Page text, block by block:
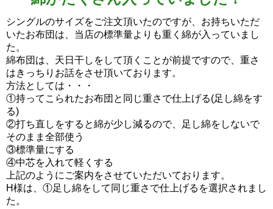
シングルのサイズをご注文頂いたのですが、お持ちいただ
いたお布団は、当店の標準量よりも重く綿が入っていまし
た。
綿布団は、天日干しをして頂くことが前提ですので、重さ
はきっちりお話をさせ頂いております。
方法としては・・・
①持ってこられたお布団と同じ重さで仕上げる(足し綿をす
る)
②打ち直しをすると綿が少し減るので、足し綿をしないで
そのまま全部使う
③標準量にする
④中芯を入れて軽くする
上記のようにご案内をさせていただいております。
H様は、①足し綿をして同じ重さで仕上げるを選択されまし
た。